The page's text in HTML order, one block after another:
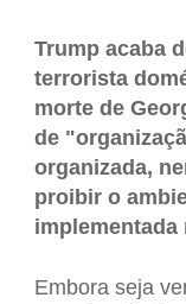
Trump acaba
terrorista
morte de
de
organizada,
proibir o
implementada
Embora seja